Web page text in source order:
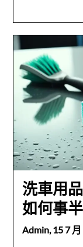
洗車用
如何事
Admin,15 7